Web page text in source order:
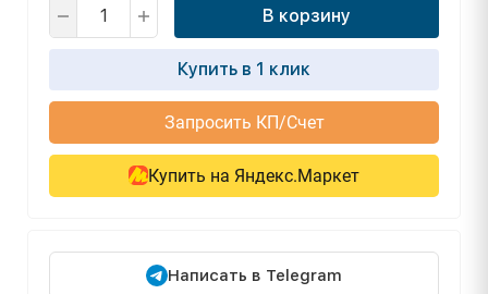
В корзину
Купить в 1 клик
Запросить КП/Счет
Купить на Яндекс.Маркет
Написать в Telegram